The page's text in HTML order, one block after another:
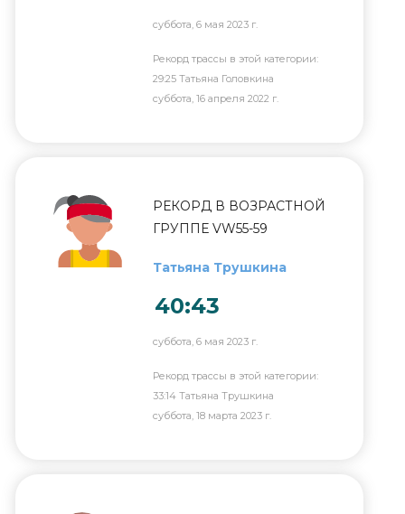
суббота, 6 мая 2023 г.
Рекорд трассы в этой категории:
29:25 Татьяна Головкина
суббота, 16 апреля 2022 г.
РЕКОРД В ВОЗРАСТНОЙ
ГРУППЕ VW55-59
Татьяна Трушкина
40:43
суббота, 6 мая 2023 г.
Рекорд трассы в этой категории:
33:14 Татьяна Трушкина
суббота, 18 марта 2023 г.